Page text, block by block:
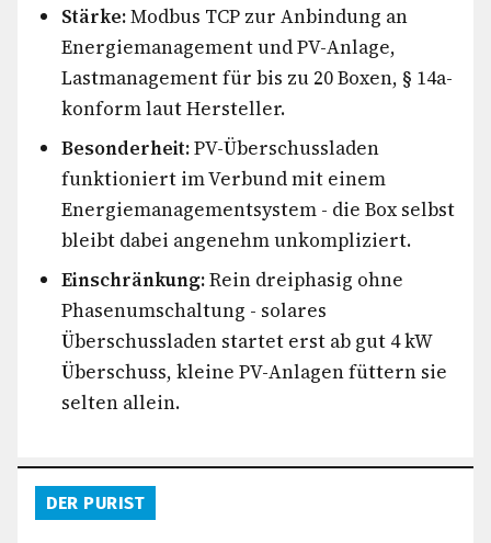
Stärke:Modbus TCP zur Anbindung an
Energiemanagement und PV-Anlage,
Lastmanagement für bis zu 20 Boxen, § 14a-
konform laut Hersteller.
Besonderheit:PV-Überschussladen
funktioniert im Verbund mit einem
Energiemanagementsystem - die Box selbst
bleibt dabei angenehm unkompliziert.
Einschränkung:Rein dreiphasig ohne
Phasenumschaltung - solares
Überschussladen startet erst ab gut 4 kW
Überschuss, kleine PV-Anlagen füttern sie
selten allein.
DER PURIST